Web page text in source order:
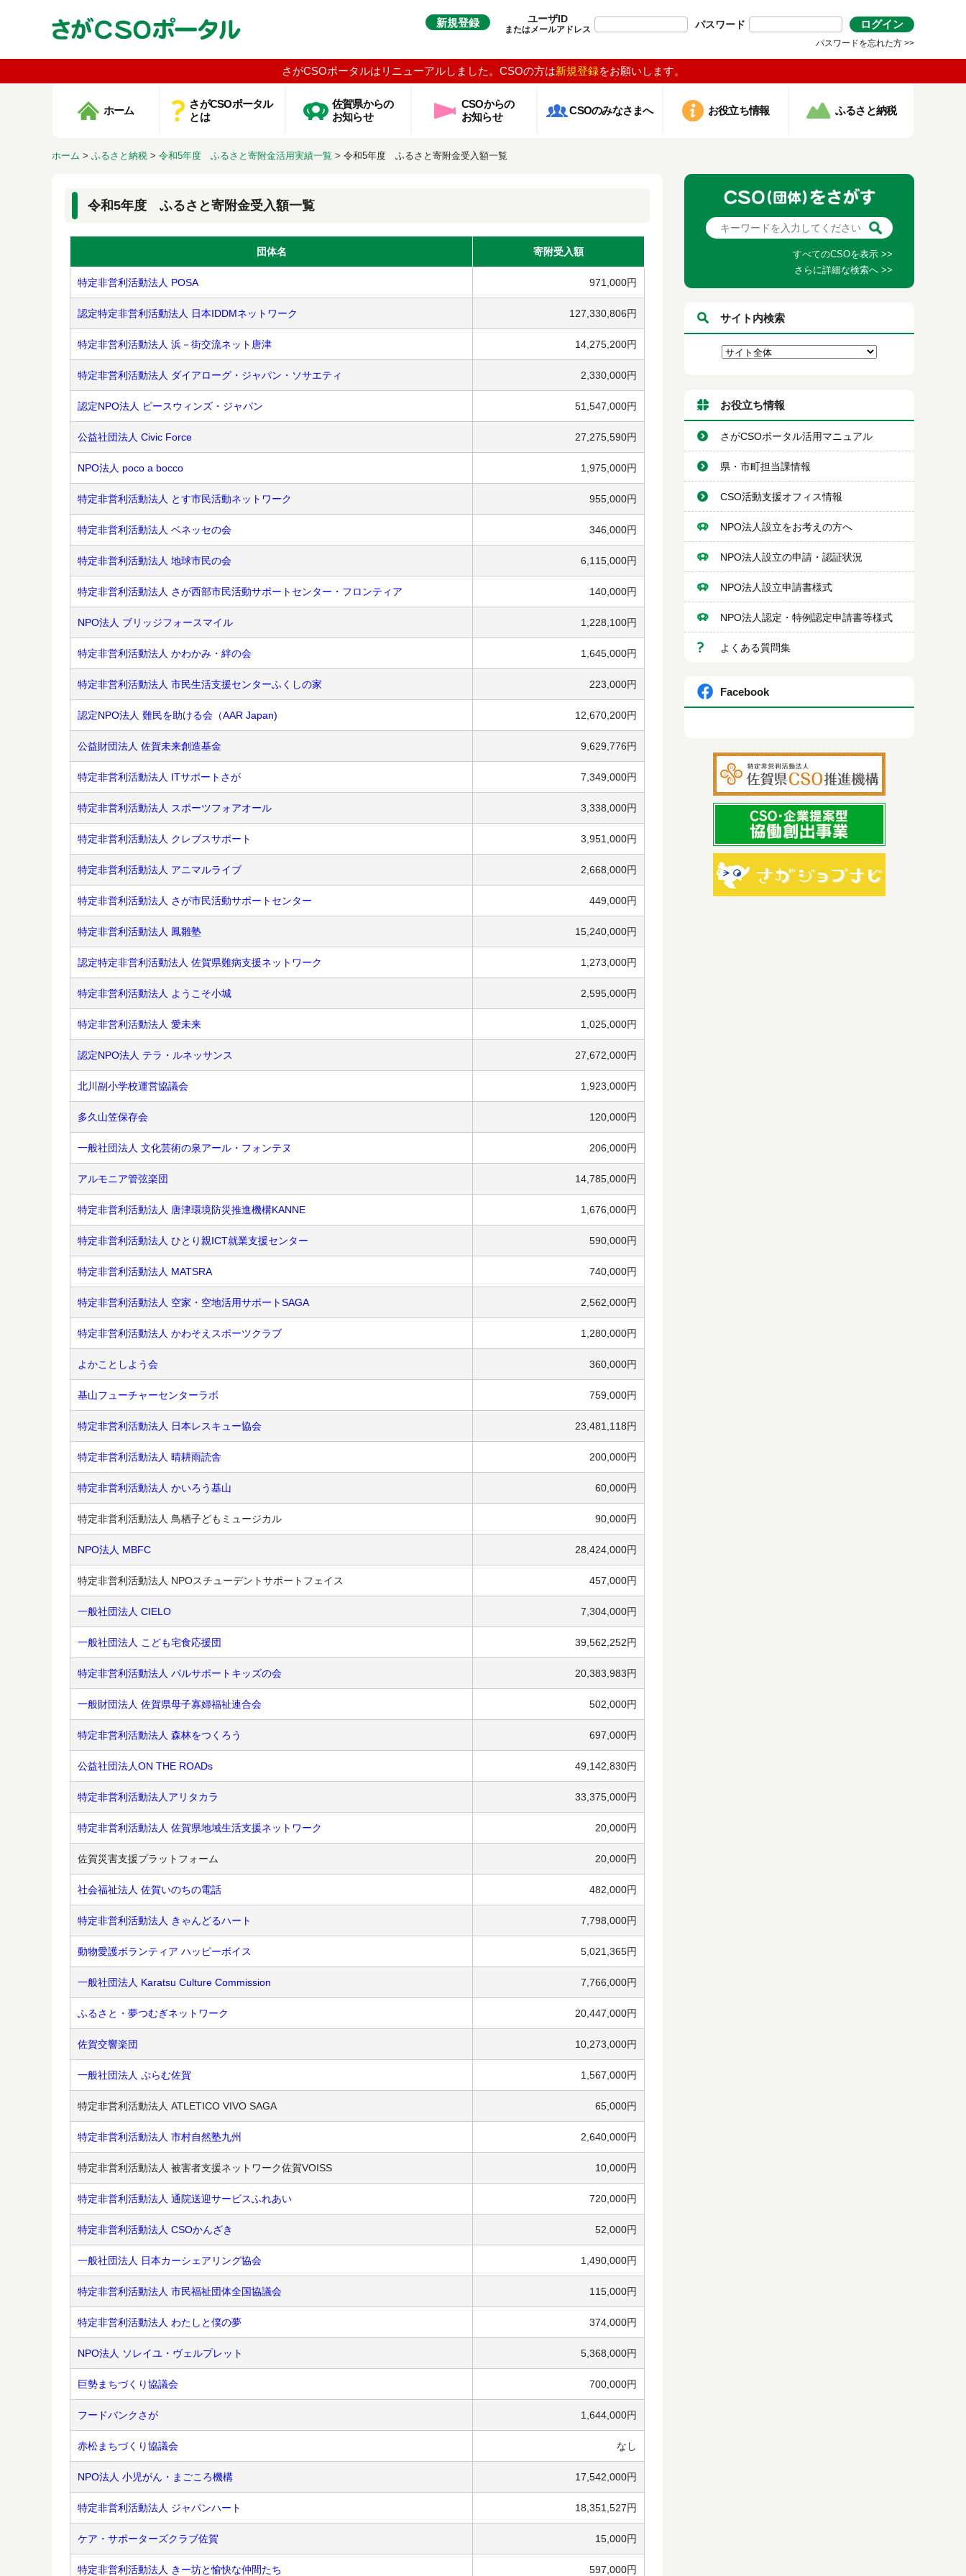
新規登録 ユーザID
またはメールアドレス パスワード ログイン
パスワードを忘れた方 >>
さがCSOポータルはリニューアルしました。CSOの方は新規登録をお願いします。
ホーム
さがCSOポータル
とは
佐賀県からの
お知らせ
CSOからの
お知らせ
CSOのみなさまへ お役立ち情報 ふるさと納税
ホーム > ふるさと納税 > 令和5年度 ふるさと寄附金活用実績一覧 > 令和5年度 ふるさと寄附金受入額一覧
令和5年度 ふるさと寄附金受入額一覧
団体名 寄附受入額
特定非営利活動法人 POSA 971,000円
認定特定非営利活動法人 日本IDDMネットワーク 127,330,806円
特定非営利活動法人 浜－街交流ネット唐津 14,275,200円
特定非営利活動法人 ダイアローグ・ジャパン・ソサエティ 2,330,000円
認定NPO法人 ピースウィンズ・ジャパン 51,547,000円
公益社団法人 Civic Force 27,275,590円
NPO法人 poco a bocco 1,975,000円
特定非営利活動法人 とす市民活動ネットワーク 955,000円
特定非営利活動法人 ベネッセの会 346,000円
特定非営利活動法人 地球市民の会 6,115,000円
特定非営利活動法人 さが西部市民活動サポートセンター・フロンティア 140,000円
NPO法人 ブリッジフォースマイル 1,228,100円
特定非営利活動法人 かわかみ・絆の会 1,645,000円
特定非営利活動法人 市民生活支援センターふくしの家 223,000円
認定NPO法人 難民を助ける会（AAR Japan) 12,670,200円
公益財団法人 佐賀未来創造基金 9,629,776円
特定非営利活動法人 ITサポートさが 7,349,000円
特定非営利活動法人 スポーツフォアオール 3,338,000円
特定非営利活動法人 クレブスサポート 3,951,000円
特定非営利活動法人 アニマルライブ 2,668,000円
特定非営利活動法人 さが市民活動サポートセンター 449,000円
特定非営利活動法人 鳳雛塾 15,240,000円
認定特定非営利活動法人 佐賀県難病支援ネットワーク 1,273,000円
特定非営利活動法人 ようこそ小城 2,595,000円
特定非営利活動法人 愛未来 1,025,000円
認定NPO法人 テラ・ルネッサンス 27,672,000円
北川副小学校運営協議会 1,923,000円
多久山笠保存会 120,000円
一般社団法人 文化芸術の泉アール・フォンテヌ 206,000円
アルモニア管弦楽団 14,785,000円
特定非営利活動法人 唐津環境防災推進機構KANNE 1,676,000円
特定非営利活動法人 ひとり親ICT就業支援センター 590,000円
特定非営利活動法人 MATSRA 740,000円
特定非営利活動法人 空家・空地活用サポートSAGA 2,562,000円
特定非営利活動法人 かわそえスポーツクラブ 1,280,000円
よかことしよう会 360,000円
基山フューチャーセンターラボ 759,000円
特定非営利活動法人 日本レスキュー協会 23,481,118円
特定非営利活動法人 晴耕雨読舎 200,000円
特定非営利活動法人 かいろう基山 60,000円
特定非営利活動法人 鳥栖子どもミュージカル 90,000円
NPO法人 MBFC 28,424,000円
特定非営利活動法人 NPOスチューデントサポートフェイス 457,000円
一般社団法人 CIELO 7,304,000円
一般社団法人 こども宅食応援団 39,562,252円
特定非営利活動法人 パルサポートキッズの会 20,383,983円
一般財団法人 佐賀県母子寡婦福祉連合会 502,000円
特定非営利活動法人 森林をつくろう 697,000円
公益社団法人ON THE ROADs 49,142,830円
特定非営利活動法人アリタカラ 33,375,000円
特定非営利活動法人 佐賀県地域生活支援ネットワーク 20,000円
佐賀災害支援プラットフォーム 20,000円
社会福祉法人 佐賀いのちの電話 482,000円
特定非営利活動法人 きゃんどるハート 7,798,000円
動物愛護ボランティア ハッピーボイス 5,021,365円
一般社団法人 Karatsu Culture Commission 7,766,000円
ふるさと・夢つむぎネットワーク 20,447,000円
佐賀交響楽団 10,273,000円
一般社団法人 ぷらむ佐賀 1,567,000円
特定非営利活動法人 ATLETICO VIVO SAGA 65,000円
特定非営利活動法人 市村自然塾九州 2,640,000円
特定非営利活動法人 被害者支援ネットワーク佐賀VOISS 10,000円
特定非営利活動法人 通院送迎サービスふれあい 720,000円
特定非営利活動法人 CSOかんざき 52,000円
一般社団法人 日本カーシェアリング協会 1,490,000円
特定非営利活動法人 市民福祉団体全国協議会 115,000円
特定非営利活動法人 わたしと僕の夢 374,000円
NPO法人 ソレイユ・ヴェルプレット 5,368,000円
巨勢まちづくり協議会 700,000円
フードバンクさが 1,644,000円
赤松まちづくり協議会 なし
NPO法人 小児がん・まごころ機構 17,542,000円
特定非営利活動法人 ジャパンハート 18,351,527円
ケア・サポーターズクラブ佐賀 15,000円
特定非営利活動法人 きー坊と愉快な仲間たち 597,000円
すべてのCSOを表示 >>
さらに詳細な検索へ >>
サイト内検索
お役立ち情報
さがCSOポータル活用マニュアル
県・市町担当課情報
CSO活動支援オフィス情報
NPO法人設立をお考えの方へ
NPO法人設立の申請・認証状況
NPO法人設立申請書様式
NPO法人認定・特例認定申請書等様式
よくある質問集
Facebook